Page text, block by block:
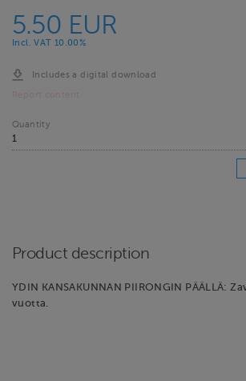
5.50 EUR
Incl. VAT 10.00%
Includes a digital download
Quantity
Product description
YDIN KANSAKUNNAN PIIRONGIN PÄÄLLÄ:
vuotta.